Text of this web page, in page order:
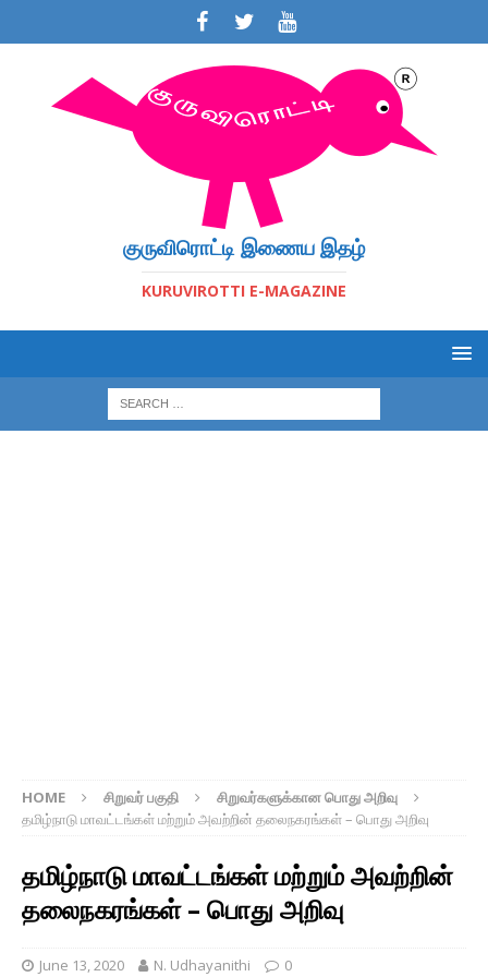
குருவிரொட்டி இணைய இதழ்
KURUVIROTTI E-MAGAZINE
HOME சிறுவர் பகுதி
சிறுவர்களுக்கான பொது அறிவு
தமிழ்நாடு மாவட்டங்கள் மற்றும் அவற்றின் தலைநகரங்கள் – பொது அறிவு
தமிழ்நாடு மாவட்டங்கள் மற்றும் அவற்றின்
தலைநகரங்கள் – பொது அறிவு
June 13, 2020 N. Udhayanithi 0